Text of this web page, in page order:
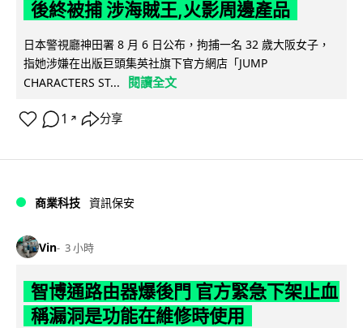
後終被捕 涉海賊王,火影周邊產品
日本警視廳神田署 8 月 6 日公布，拘捕一名 32 歲大阪女子，
指她涉嫌在出版巨頭集英社旗下官方網店「JUMP
CHARACTERS ST...
閱讀全文
1 ↗ 分享
商業科技 資訊保安
Vin 3 小時
智博通路由器爆後門 官方緊急下架止血
稱漏洞是功能在維修時使用